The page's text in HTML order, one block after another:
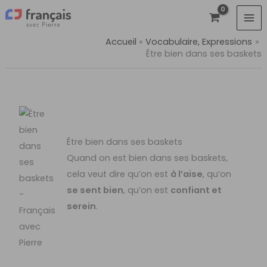
Aller
au
Accueil
Vocabulaire, Expressions
Être bien dans ses baskets
Être bien dans ses baskets
Quand on est bien dans ses baskets,
cela veut dire qu’on est à l’aise, qu’on
se sent bien, qu’on est confiant et
serein.